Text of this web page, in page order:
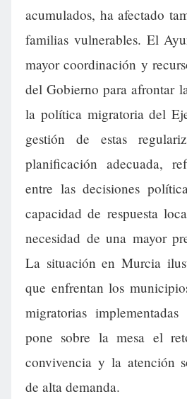
acumulados, ha afectado
familias vulnerables. El
mayor coordinación y
del Gobierno para afrontar
la política migratoria del
gestión de estas
planificación adecuada,
entre las decisiones
capacidad de respuesta
necesidad de una mayor
La situación en Murcia
que enfrentan los
migratorias
pone sobre la mesa el
convivencia y la atención
de alta demanda.